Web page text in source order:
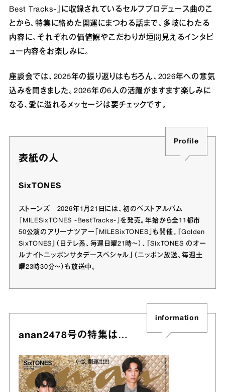
Best Tracks-』に収録されているセルフプロデュース曲のこ
とから、特集に絡めた開運にまつわる話まで、多岐にわたる
内容に。それぞれの価値観やこだわりが垣間見えるインタビ
ュー内容をお楽しみに。
座談会では、2025年の振り返りはもちろん、2026年への意気
込みを聞きました。2026年の6人の活躍がますます楽しみに
なる、愛に溢れるメッセージは要チェックです。
表紙の人
Profile
SixTONES
ストーンズ 2026年1月21日には、初のベストアルバム
『MILESixTONES -BestTracks-』を発売。年始から全11都市
50公演のアリーナツアー「MILESixTONES」も開催。『Golden
SixTONES』（日テレ系、毎週日曜21時～）、『SixTONES のオー
ルナイトニッポンサタデースペシャル」（ニッポン放送、毎週土
曜23時30分～）も放送中。
anan2478号の特集は…
information